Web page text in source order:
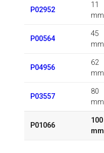
P02952
11
mm
P00564
45
mm
P04956
62
mm
P03557
80
mm
P01066
100
mm